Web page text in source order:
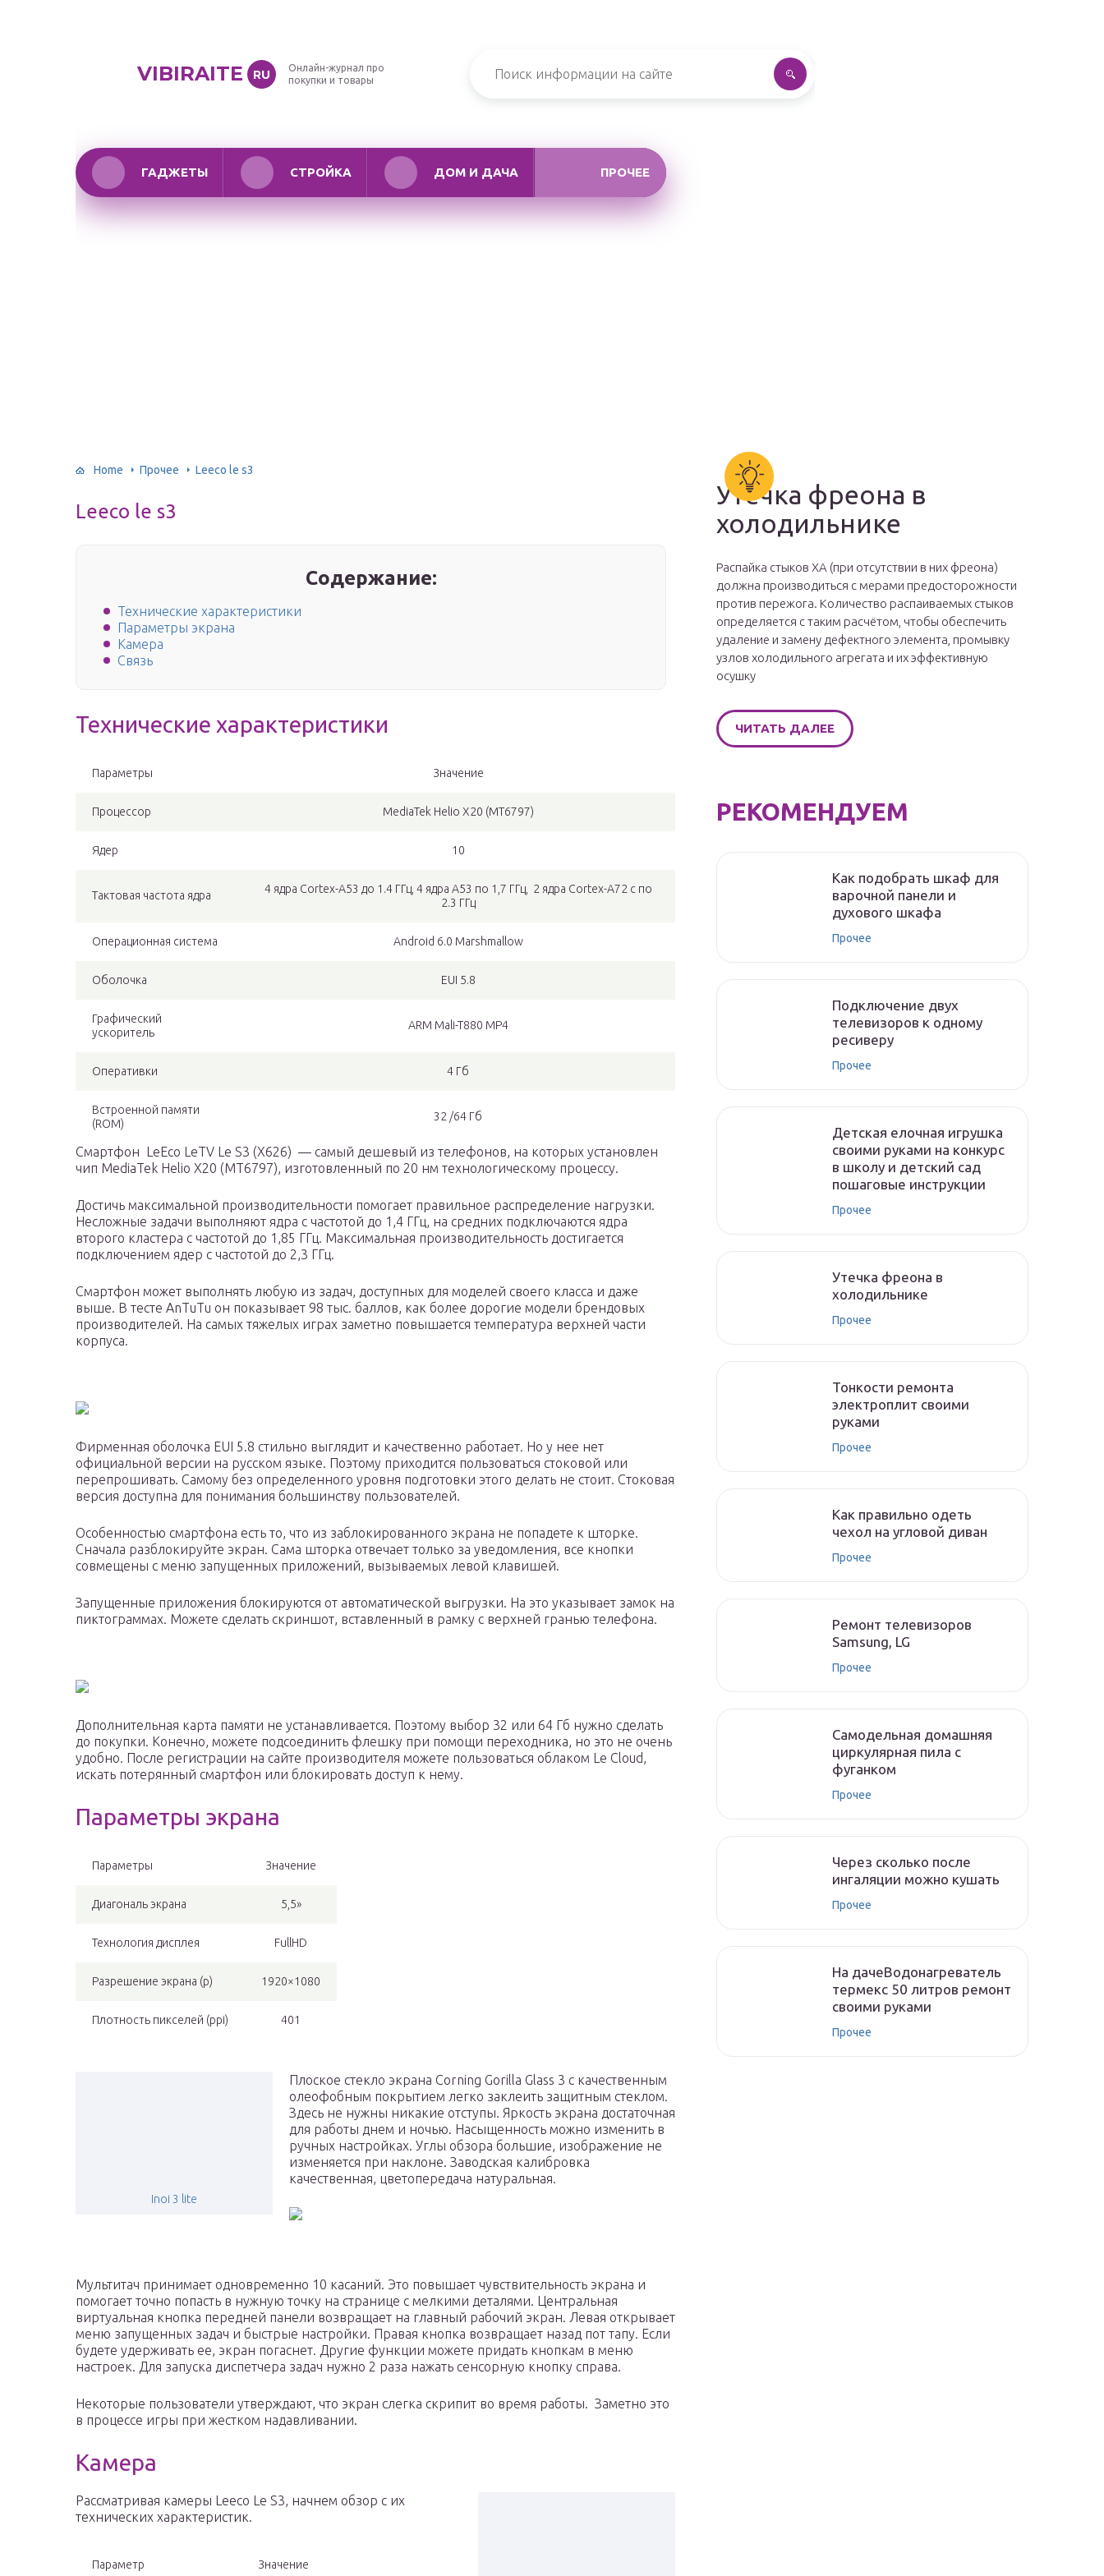
VIBIRAITE RU
Онлайн-журнал про
покупки и товары
ГАДЖЕТЫ СТРОЙКА ДОМ И ДАЧА ПРОЧЕЕ
Home Прочее Leeco le s3
Leeco le s3
Содержание:
Технические характеристики
Параметры экрана
Камера
Связь
Технические характеристики
Параметры Значение
Процессор MediaTek Helio X20 (MT6797)
Ядер 10
Тактовая частота ядра
4 ядра Cortex-A53 до 1.4 ГГц, 4 ядра A53 по 1,7 ГГц, 2 ядра Cortex-A72 с по
2.3 ГГц
Операционная система Android 6.0 Marshmallow
Оболочка EUI 5.8
Графический
ускоритель
ARM Mali-T880 MP4
Оперативки 4 Гб
Встроенной памяти
(ROM)
32 /64 Гб
Смартфон LeEco LeTV Le S3 (X626) — самый дешевый из телефонов, на которых установлен
чип MediaTek Helio X20 (MT6797), изготовленный по 20 нм технологическому процессу.
Достичь максимальной производительности помогает правильное распределение нагрузки.
Несложные задачи выполняют ядра с частотой до 1,4 ГГц, на средних подключаются ядра
второго кластера с частотой до 1,85 ГГц. Максимальная производительность достигается
подключением ядер с частотой до 2,3 ГГц.
Смартфон может выполнять любую из задач, доступных для моделей своего класса и даже
выше. В тесте AnTuTu он показывает 98 тыс. баллов, как более дорогие модели брендовых
производителей. На самых тяжелых играх заметно повышается температура верхней части
корпуса.
Фирменная оболочка EUI 5.8 стильно выглядит и качественно работает. Но у нее нет
официальной версии на русском языке. Поэтому приходится пользоваться стоковой или
перепрошивать. Самому без определенного уровня подготовки этого делать не стоит. Стоковая
версия доступна для понимания большинству пользователей.
Особенностью смартфона есть то, что из заблокированного экрана не попадете к шторке.
Сначала разблокируйте экран. Сама шторка отвечает только за уведомления, все кнопки
совмещены с меню запущенных приложений, вызываемых левой клавишей.
Запущенные приложения блокируются от автоматической выгрузки. На это указывает замок на
пиктограммах. Можете сделать скриншот, вставленный в рамку с верхней гранью телефона.
Дополнительная карта памяти не устанавливается. Поэтому выбор 32 или 64 Гб нужно сделать
до покупки. Конечно, можете подсоединить флешку при помощи переходника, но это не очень
удобно. После регистрации на сайте производителя можете пользоваться облаком Le Cloud,
искать потерянный смартфон или блокировать доступ к нему.
Параметры экрана
Параметры Значение
Диагональ экрана 5,5»
Технология дисплея FullHD
Разрешение экрана (p) 1920×1080
Плотность пикселей (ppi) 401
Inoi 3 lite
Плоское стекло экрана Corning Gorilla Glass 3 с качественным
олеофобным покрытием легко заклеить защитным стеклом.
Здесь не нужны никакие отступы. Яркость экрана достаточная
для работы днем и ночью. Насыщенность можно изменить в
ручных настройках. Углы обзора большие, изображение не
изменяется при наклоне. Заводская калибровка
качественная, цветопередача натуральная.
Мультитач принимает одновременно 10 касаний. Это повышает чувствительность экрана и
помогает точно попасть в нужную точку на странице с мелкими деталями. Центральная
виртуальная кнопка передней панели возвращает на главный рабочий экран. Левая открывает
меню запущенных задач и быстрые настройки. Правая кнопка возвращает назад пот тапу. Если
будете удерживать ее, экран погаснет. Другие функции можете придать кнопкам в меню
настроек. Для запуска диспетчера задач нужно 2 раза нажать сенсорную кнопку справа.
Некоторые пользователи утверждают, что экран слегка скрипит во время работы. Заметно это
в процессе игры при жестком надавливании.
Камера
Рассматривая камеры Leeco Le S3, начнем обзор с их
технических характеристик.
Параметр Значение
Утечка фреона в
холодильнике
Распайка стыков ХА (при отсутствии в них фреона)
должна производиться с мерами предосторожности
против пережога. Количество распаиваемых стыков
определяется с таким расчётом, чтобы обеспечить
удаление и замену дефектного элемента, промывку
узлов холодильного агрегата и их эффективную
осушку
ЧИТАТЬ ДАЛЕЕ
РЕКОМЕНДУЕМ
Как подобрать шкаф для
варочной панели и
духового шкафа
Прочее
Подключение двух
телевизоров к одному
ресиверу
Прочее
Детская елочная игрушка
своими руками на конкурс
в школу и детский сад
пошаговые инструкции
Прочее
Утечка фреона в
холодильнике
Прочее
Тонкости ремонта
электроплит своими
руками
Прочее
Как правильно одеть
чехол на угловой диван
Прочее
Ремонт телевизоров
Samsung, LG
Прочее
Самодельная домашняя
циркулярная пила с
фуганком
Прочее
Через сколько после
ингаляции можно кушать
Прочее
На дачеВодонагреватель
термекс 50 литров ремонт
своими руками
Прочее